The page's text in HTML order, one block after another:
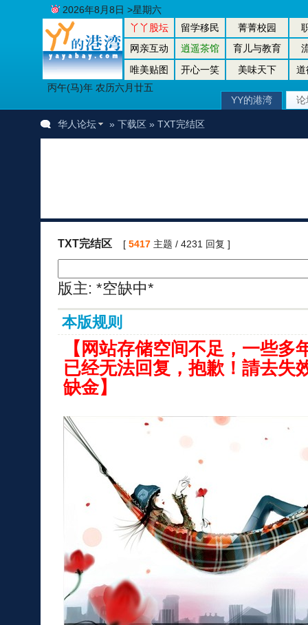
丫丫股坛 留学移民 菁菁校园
网亲互动
逍遥茶馆 育儿与教育
唯美贴图
开心一笑 美味天下
道
丙午(马)年 农历六月廿五
2026年8月8日 >星期六
YY的港湾 论
华人论坛 » 下载区» TXT完结区
TXT完结区 [ 5417主题 / 4231 回复 ]
版主: *空缺中*
本版规则
【网站存储空间不足，一些多
已经无法回复，抱歉！請去失
缺金】